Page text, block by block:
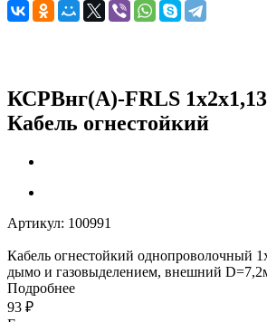
КСРВнг(А)-FRLS
Кабель огнестойкий
Артикул: 100991
Кабель огнестойкий однопроволочный
дымо и газовыделением, внешний
Подробнее
93 ₽